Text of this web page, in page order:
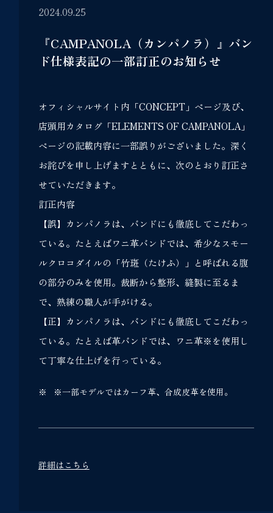
2024.09.25
『CAMPANOLA（カンパノラ）』バン
ド仕様表記の一部訂正のお知らせ
オフィシャルサイト内「CONCEPT」ページ及び、
店頭用カタログ「ELEMENTS OF CAMPANOLA」
ページの記載内容に一部誤りがございました。深く
お詫びを申し上げますとともに、次のとおり訂正さ
せていただきます。
訂正内容
【誤】カンパノラは、バンドにも徹底してこだわっ
ている。たとえばワニ革バンドでは、希少なスモー
ルクロコダイルの「竹斑（たけふ）」と呼ばれる腹
の部分のみを使用。裁断から整形、縫製に至るま
で、熟練の職人が手がける。
【正】カンパノラは、バンドにも徹底してこだわっ
ている。たとえば革バンドでは、ワニ革※を使用し
て丁寧な仕上げを行っている。
※一部モデルではカーフ革、合成皮革を使用。
詳細はこちら